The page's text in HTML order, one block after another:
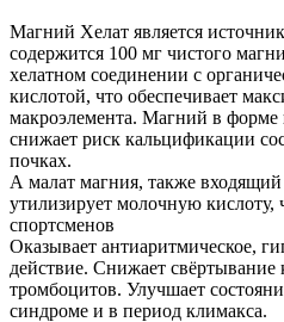
Магний Хелат является
содержится 100 мг чистого
хелатном соединении с
кислотой, что обеспечивает
макроэлемента. Магний в форме
снижает риск кальцификации
почках.
А малат магния, также входящий
утилизирует молочную
спортсменов
Оказывает антиаритмическое,
действие. Снижает свёртывание
тромбоцитов. Улучшает
синдроме и в период климакса.